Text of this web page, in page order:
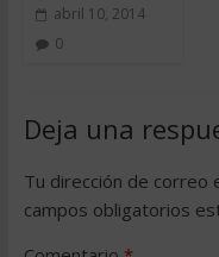
abril 10, 2014
0
Deja una
Tu dirección de correo
campos obligatorios